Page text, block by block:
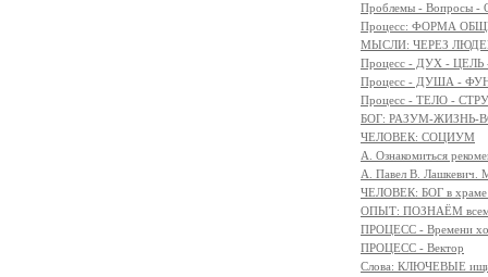
Проблемы - Вопросы -
Процесс: ФОРМА
МЫСЛИ: ЧЕРЕЗ
Процесс - ДУХ -
Процесс - ДУША -
Процесс - ТЕЛО -
БОГ: РАЗУМ-ЖИЗНЬ-
ЧЕЛОВЕК: СОЦИУМ
А. Ознакомиться
А. Павел В. Лашкевич.
ЧЕЛОВЕК: БОГ в
ОПЫТ: ПОЗНАЁМ всем
ПРОЦЕСС - Времени
ПРОЦЕСС - Вектор
Слова: КЛЮЧЕВЫЕ